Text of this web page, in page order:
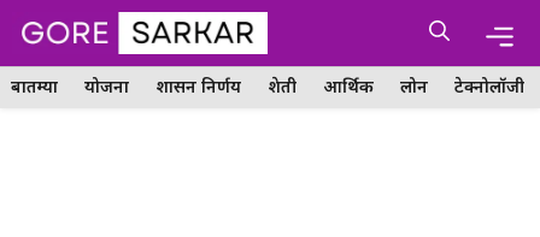
Skip
content
बातम्या योजना शासन निर्णय शेती आर्थिक लोन टेक्नोलॉजी